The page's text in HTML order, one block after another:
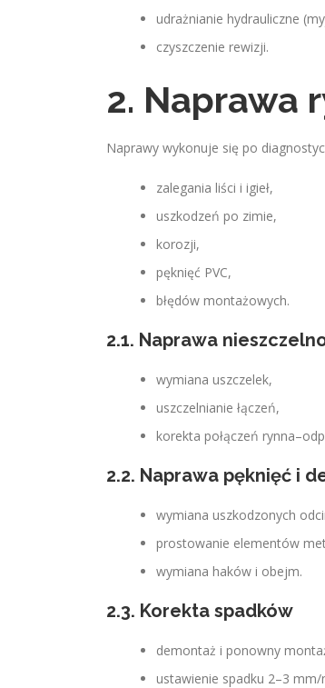
udrażnianie hydrauliczne
czyszczenie rewizji.
2. Naprawa
Naprawy wykonuje się po
zalegania liści i igieł,
uszkodzeń po zimie,
korozji,
pęknięć PVC,
błędów montażowych.
2.1. Naprawa
wymiana uszczelek,
uszczelnianie łączeń,
korekta połączeń
2.2. Naprawa pęknięć i
wymiana uszkodzonych
prostowanie elementów
wymiana haków i obejm.
2.3. Korekta spadków
demontaż i ponowny
ustawienie spadku 2–3 mm/